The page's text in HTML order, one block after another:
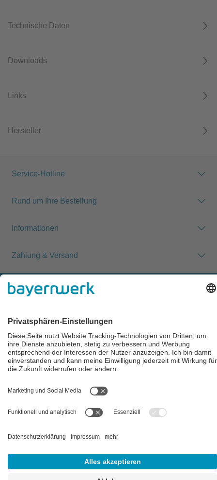
Technische Daten
Downloads
Links
Hersteller
Service-Hotline
Rund um Ihre Bestellung
Informationen
Zahlung & Versand
Impressum AGB
Alle Preise inkl. gesetzl. Mehrwertsteuer zzgl.Versandkostenund
ggf. Nachnahmegebühren, wenn nicht anders angegeben.
UStG (Gebrauchtgegenstände/Sonderregelung). Ein gesonderter
wiederaufbereitete Gegenstände ist nicht zulässig.
Lieferungen von Solarmodulen für bestimmte Betreiber.